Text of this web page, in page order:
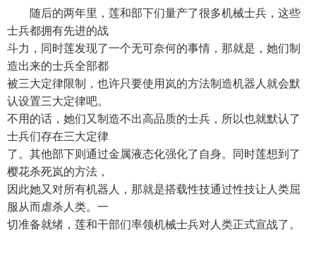
随后的两年里，莲和部下们量产了很多机械士兵，这些
士兵都拥有先进的战
斗力，同时莲发现了一个无可奈何的事情，那就是，她们制
造出来的士兵全部都
被三大定律限制，也许只要使用岚的方法制造机器人就会默
认设置三大定律吧。
不用的话，她们又制造不出高品质的士兵，所以也就默认了
士兵们存在三大定律
了。其他部下则通过金属液态化强化了自身。同时莲想到了
樱花杀死岚的方法，
因此她又对所有机器人，那就是搭载性技通过性技让人类屈
服从而虐杀人类。一
切准备就绪，莲和干部们率领机械士兵对人类正式宣战了。